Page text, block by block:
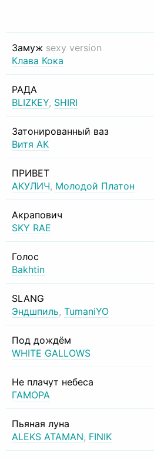
Замуж sexy version
Клава Кока
РАДА
BLIZKEY, SHIRI
Затонированный ваз
Витя АК
ПРИВЕТ
АКУЛИЧ, Молодой Платон
Акрапович
SKY RAE
Голос
Bakhtin
SLANG
Эндшпиль, TumaniYO
Под дождём
WHITE GALLOWS
Не плачут небеса
ГАМОРА
Пьяная луна
ALEKS ATAMAN, FINIK